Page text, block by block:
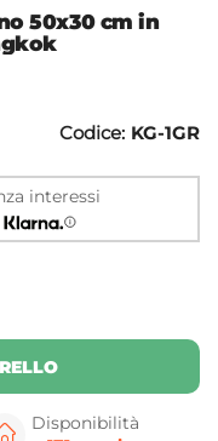
50x30 cm in
Codice: KG-1GR
interessi
Disponibilità